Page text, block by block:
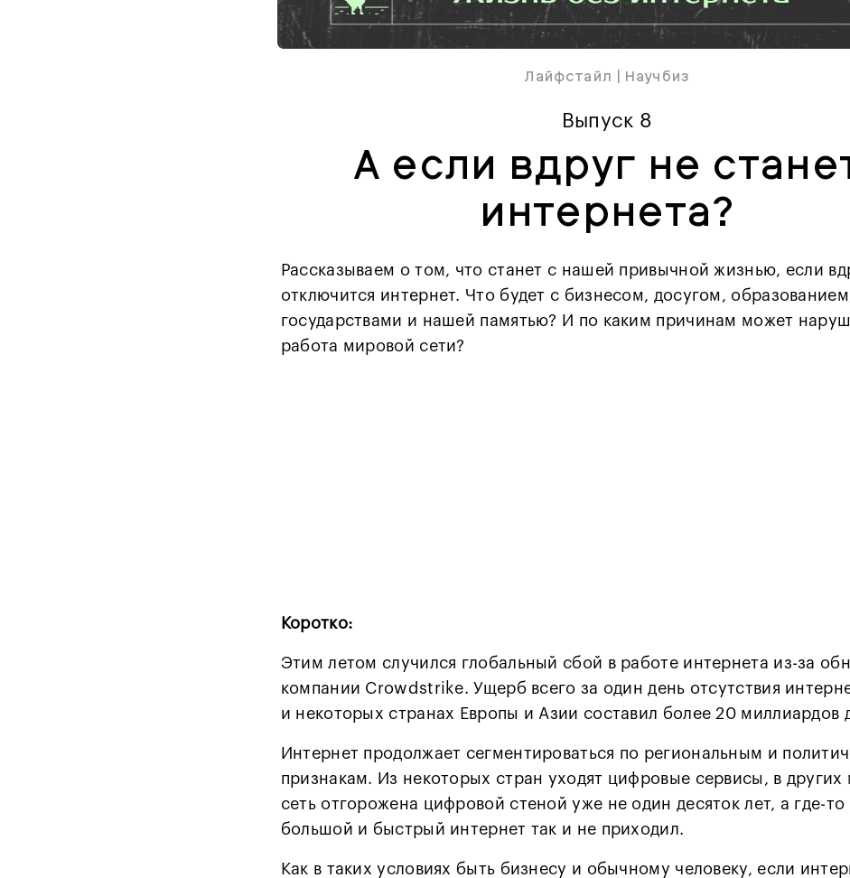
Лайфстайл Научбиз
Выпуск 8
А если вдруг не
интернета?
Рассказываем о том, что станет с нашей привычной жизнью, если
отключится интернет. Что будет с бизнесом, досугом, образованием,
государствами и нашей памятью? И по каким причинам может
работа мировой сети?
Коротко:
Этим летом случился глобальный сбой в работе интернета из-за
компании Crowdstrike. Ущерб всего за один день отсутствия
и некоторых странах Европы и Азии составил более 20 миллиардов
Интернет продолжает сегментироваться по региональным и
признакам. Из некоторых стран уходят цифровые сервисы, в других
сеть отгорожена цифровой стеной уже не один десяток лет, а где-то
большой и быстрый интернет так и не приходил.
Как в таких условиях быть бизнесу и обычному человеку, если